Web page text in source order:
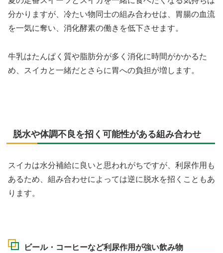
分かりますが、冷たい物同士の組み合わせは、胃腸の血流
を一気に奪い、消化酵素の働きを低下させます。
牛乳はたんぱく質や脂肪分が多く消化に時間がかかるた
め、スイカと一緒だとさらに胃への負担が増します。
脱水や体調不良を招く可能性がある組み合わせ
スイカは水分補給に良いと思われがちですが、利尿作用も
あるため、組み合わせによっては逆に脱水を招くこともあ
ります。
ビール・コーヒーなど利尿作用が強い飲み物